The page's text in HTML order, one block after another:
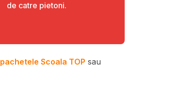
de catre pietoni.
pachetele Scoala TOP sau